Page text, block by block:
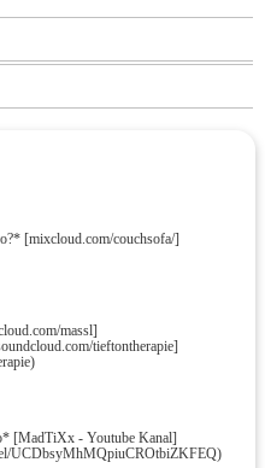
[mixcloud.com/couchsofa/]
massl]
tieftontherapie]
[MadTiXx - Youtube Kanal]
UCDbsyMhMQpiuCROtbiZKFEQ)